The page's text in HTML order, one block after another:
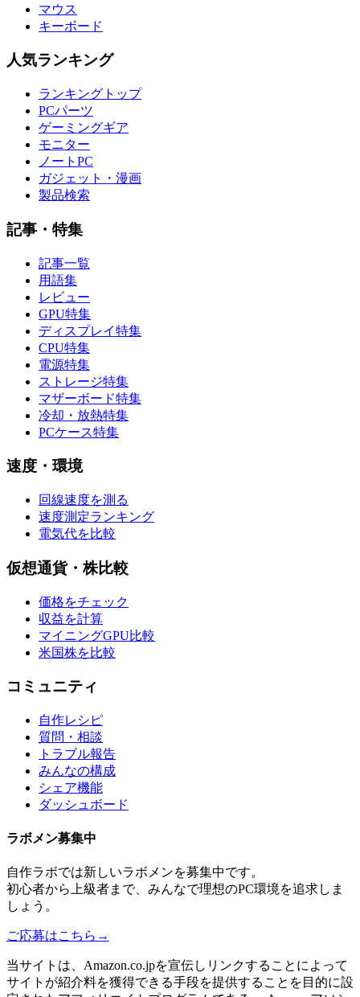
マウス
キーボード
人気ランキング
ランキングトップ
PCパーツ
ゲーミングギア
モニター
ノートPC
ガジェット・漫画
製品検索
記事・特集
記事一覧
用語集
レビュー
GPU特集
ディスプレイ特集
CPU特集
電源特集
ストレージ特集
マザーボード特集
冷却・放熱特集
PCケース特集
速度・環境
回線速度を測る
速度測定ランキング
電気代を比較
仮想通貨・株比較
価格をチェック
収益を計算
マイニングGPU比較
米国株を比較
コミュニティ
自作レシピ
質問・相談
トラブル報告
みんなの構成
シェア機能
ダッシュボード
ラボメン募集中
自作ラボでは新しいラボメンを募集中です。
初心者から上級者まで、みんなで理想のPC環境を追求しま
しょう。
ご応募はこちら →
当サイトは、Amazon.co.jpを宣伝しリンクすることによって
サイトが紹介料を獲得できる手段を提供することを目的に設